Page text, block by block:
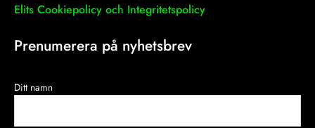
Elits Cookiepolicy och Integritetspolicy
Prenumerera på nyhetsbrev
Ditt namn